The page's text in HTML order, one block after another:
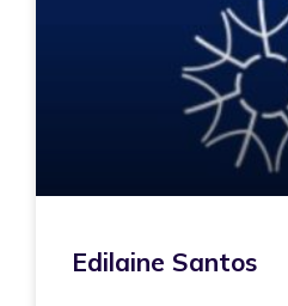
Edilaine Santos